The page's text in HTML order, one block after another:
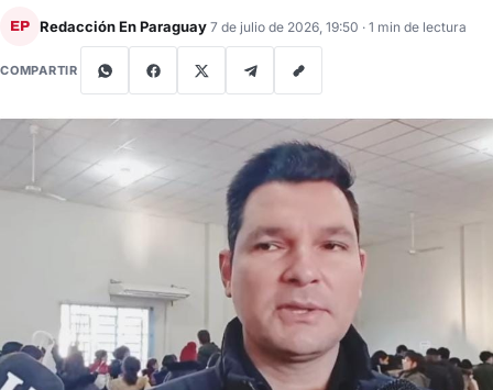
EP Redacción En Paraguay 7 de julio de 2026, 19:50 · 1 min de lectura
COMPARTIR